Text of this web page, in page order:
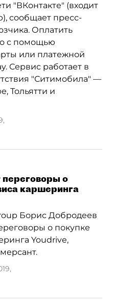
"ВКонтакте" (входит
сообщает пресс-
Оплатить
с помощью
или платежной
Сервис работает в
"Ситимобила" —
Тольятти и
,
о
каршеринга
Борис Добродеев
о покупке
Youdrive,
,